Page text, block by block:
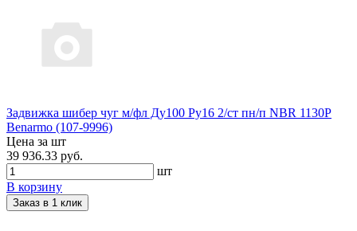
Задвижка шибер чуг м/фл Ду100 Ру16 2/ст пн/п NBR 1130P
Benarmo (107-9996)
Цена за шт
39 936.33 руб.
шт
В корзину
Заказ в 1 клик